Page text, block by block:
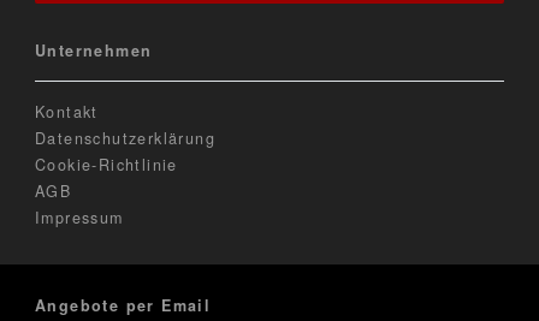
Unternehmen
Kontakt
Datenschutzerklärung
Cookie-Richtlinie
AGB
Impressum
Angebote per Email